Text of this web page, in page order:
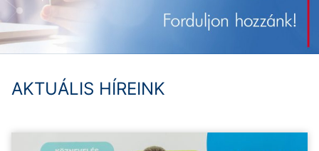
AKTUÁLIS HÍREINK